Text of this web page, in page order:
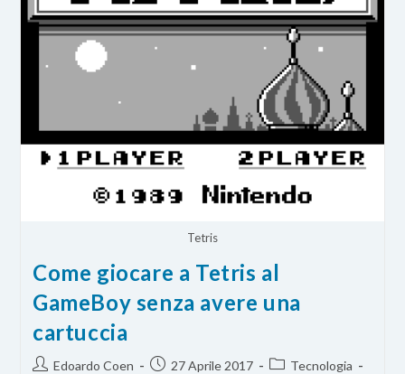
Tetris
Come giocare a Tetris al
GameBoy senza avere una
cartuccia
AutoreEdoardo Coen
Articolo27 Aprile 2017
Categoria
Tecnologia